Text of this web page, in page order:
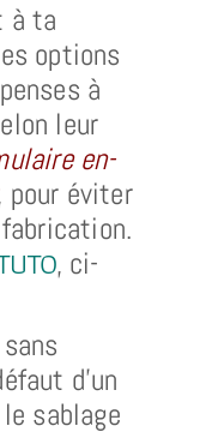
à ta
options
à
leur
en-
pour éviter
, ci-
d’un
sablage